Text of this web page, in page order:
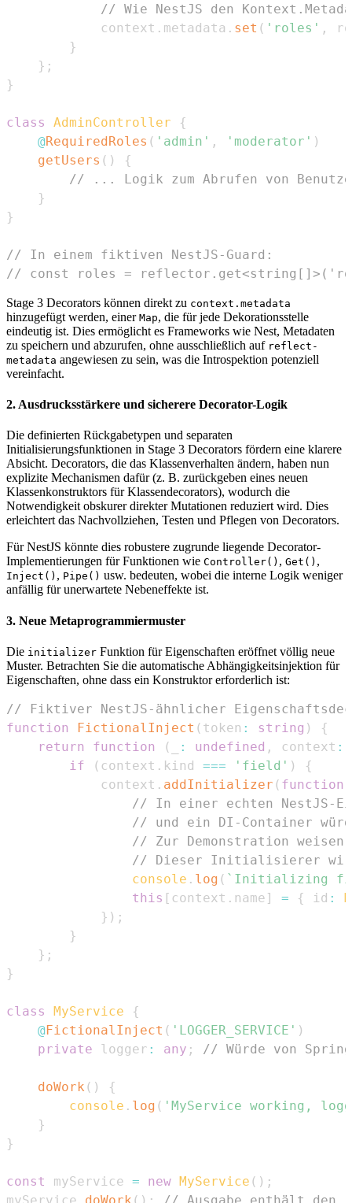
// Wie NestJS den
            context
. metadata . set ( 'roles' ,
}
} ;
}
class AdminController
{
@RequiredRoles ( 'admin' , 'moderator' )
getUsers ( )
{
// ... Logik zum Abrufen von
}
}
// In einem fiktiven NestJS-Guard:
// const roles =
Stage 3 Decorators können direkt zu context.metadata
hinzugefügt werden, einer Map, die für jede Dekorationsstelle
eindeutig ist. Dies ermöglicht es Frameworks wie Nest, Metadaten
zu speichern und abzurufen, ohne ausschließlich auf reflect-
metadata angewiesen zu sein, was die Introspektion potenziell
vereinfacht.
2. Ausdrucksstärkere und sicherere Decorator-Logik
Die definierten Rückgabetypen und separaten
Initialisierungsfunktionen in Stage 3 Decorators fördern eine klarere
Absicht. Decorators, die das Klassenverhalten ändern, haben nun
explizite Mechanismen dafür (z. B. zurückgeben eines neuen
Klassenkonstruktors für Klassendecorators), wodurch die
Notwendigkeit obskurer direkter Mutationen reduziert wird. Dies
erleichtert das Nachvollziehen, Testen und Pflegen von Decorators.
Für NestJS könnte dies robustere zugrunde liegende Decorator-
Implementierungen für Funktionen wie Controller() , Get() ,
Inject() , Pipe() usw. bedeuten, wobei die interne Logik weniger
anfällig für unerwartete Nebeneffekte ist.
3. Neue Metaprogrammiermuster
Die initializer Funktion für Eigenschaften eröffnet völlig neue
Muster. Betrachten Sie die automatische Abhängigkeitsinjektion für
Eigenschaften, ohne dass ein Konstruktor erforderlich ist:
// Fiktiver NestJS-ähnlicher
function
FictionalInject ( token : string )
{
return
function ( : undefined , context :
if
( context . kind === 'field' )
{
            context
. addInitializer ( function
// In einer echten NestJS-
// und ein DI-Container
// Zur Demonstration
// Dieser Initialisierer wird
console . log ( ` Initializing
this [ context . name ] = { id :
} ) ;
}
} ;
}
class MyService
{
@FictionalInject ( 'LOGGER_SERVICE' )
private logger : any ; // Würde von
doWork ( )
{
console . log ( 'MyService working,
}
}
const myService = new MyService ( ) ;